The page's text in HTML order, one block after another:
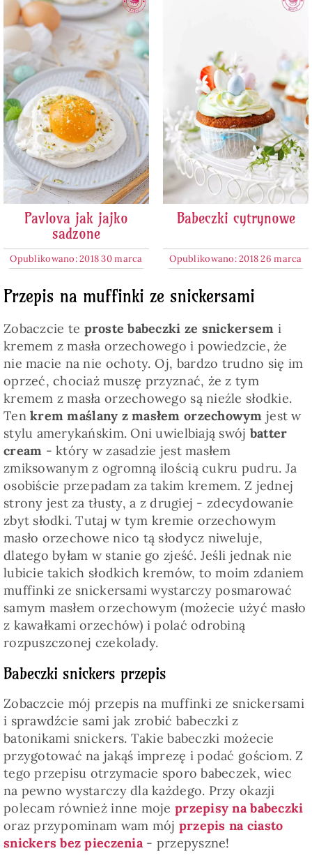
Pavlova jak jajko
sadzone
Opublikowano: 2018 30 marca
Babeczki cytrynowe
Opublikowano: 2018 26 marca
Przepis na muffinki ze snickersami
Zobaczcie te proste babeczki ze snickersem i
kremem z masła orzechowego i powiedzcie, że
nie macie na nie ochoty. Oj, bardzo trudno się im
oprzeć, chociaż muszę przyznać, że z tym
kremem z masła orzechowego są nieźle słodkie.
Tenkrem maślany z masłem orzechowym jest w
stylu amerykańskim. Oni uwielbiają swój batter
cream - który w zasadzie jest masłem
zmiksowanym z ogromną ilością cukru pudru. Ja
osobiście przepadam za takim kremem. Z jednej
strony jest za tłusty, a z drugiej - zdecydowanie
zbyt słodki. Tutaj w tym kremie orzechowym
masło orzechowe nico tą słodycz niweluje,
dlatego byłam w stanie go zjeść. Jeśli jednak nie
lubicie takich słodkich kremów, to moim zdaniem
muffinki ze snickersami wystarczy posmarować
samym masłem orzechowym (możecie użyć masło
z kawałkami orzechów) i polać odrobiną
rozpuszczonej czekolady.
Babeczki snickers przepis
Zobaczcie mój przepis na muffinki ze snickersami
i sprawdźcie sami jak zrobić babeczki z
batonikami snickers. Takie babeczki możecie
przygotować na jakąś imprezę i podać gościom. Z
tego przepisu otrzymacie sporo babeczek, wiec
na pewno wystarczy dla każdego. Przy okazji
polecam również inne mojeprzepisy na babeczki
oraz przypominam wam mój przepis na ciasto
snickers bez pieczenia - przepyszne!